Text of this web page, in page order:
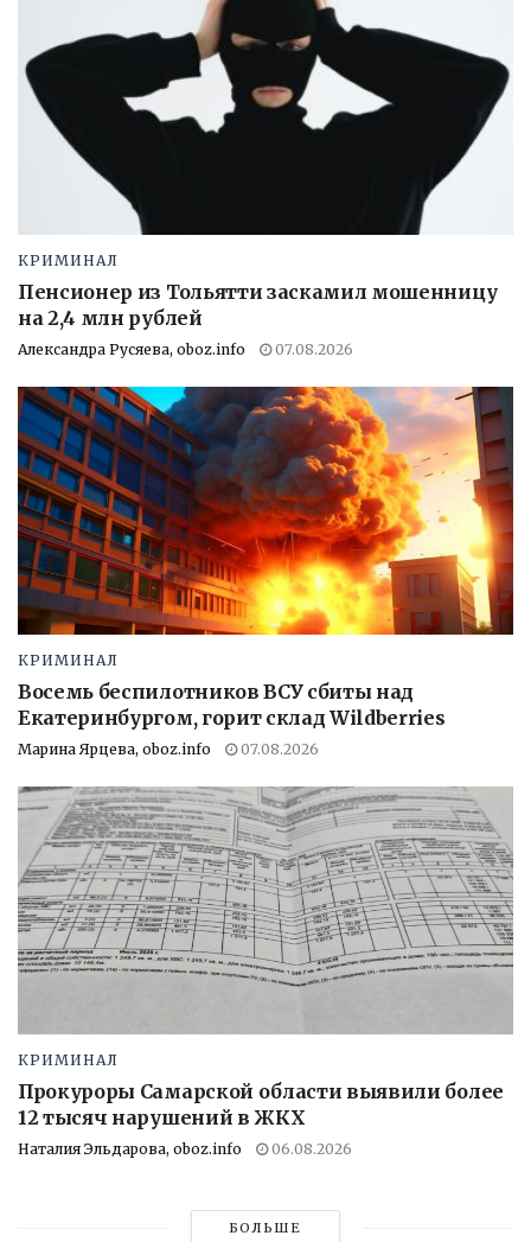
КРИМИНАЛ
Пенсионер из Тольятти заскамил мошенницу
на 2,4 млн рублей
Александра Русяева, oboz.info 07.08.2026
КРИМИНАЛ
Восемь беспилотников ВСУ сбиты над
Екатеринбургом, горит склад Wildberries
Марина Ярцева, oboz.info 07.08.2026
КРИМИНАЛ
Прокуроры Самарской области выявили более
12 тысяч нарушений в ЖКХ
Наталия Эльдарова, oboz.info 06.08.2026
БОЛЬШЕ